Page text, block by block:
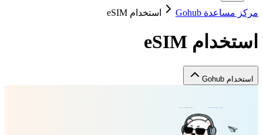
مركز مساعدة Gohub استخدام eSIM
استخدام eSIM
استخدام Gohub